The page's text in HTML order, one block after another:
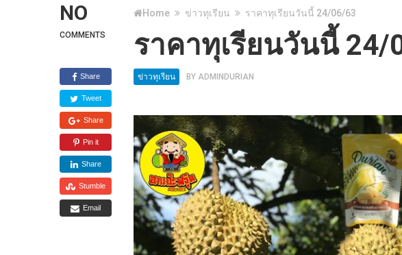
NO
COMMENTS
Share
Tweet
Share
Pin it
Share
Stumble
Email
Home ข่าวทุเรียน ราคาทุเรียนวันนี้ 24/06/63
ราคาทุเรียนวันนี้ 24/
ข่าวทุเรียน BY ADMINDURIAN